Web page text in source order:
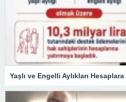
Yaşlı ve Engelli Aylıkları Hesaplara